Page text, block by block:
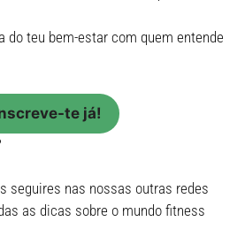
do teu bem-estar com quem entende
te já!
seguires nas nossas outras redes
as dicas sobre o mundo fitness